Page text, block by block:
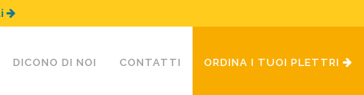
DICONO DI NOI CONTATTI ORDINA I TUOI PLETTRI